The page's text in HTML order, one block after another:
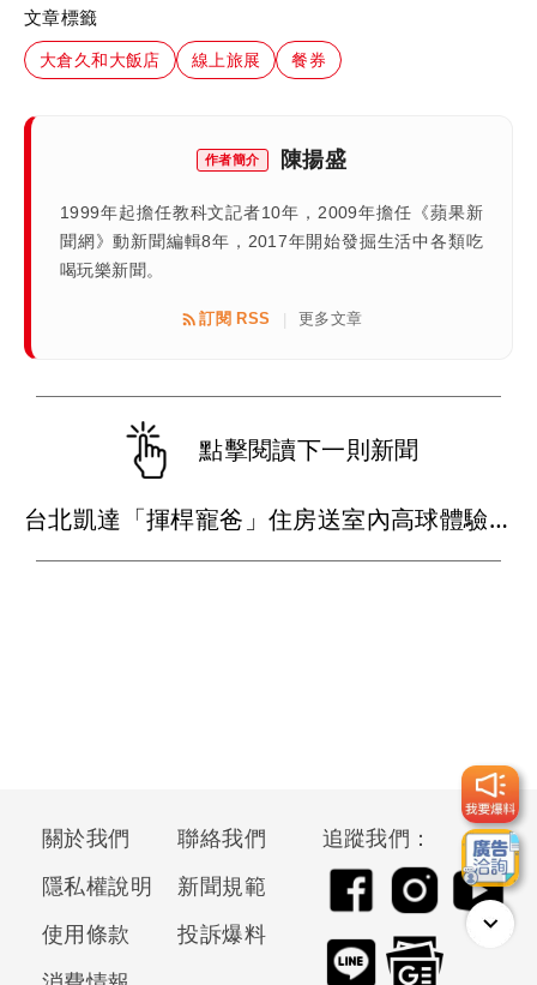
文章標籤
大倉久和大飯店 線上旅展 餐券
作者簡介 陳揚盛
1999年起擔任教科文記者10年，2009年擔任《蘋果新
聞網》動新聞編輯8年，2017年開始發掘生活中各類吃
喝玩樂新聞。
訂閱 RSS | 更多文章
點擊閱讀下一則新聞
台北凱達「揮桿寵爸」住房送室內高球體驗 早餐買一送一搶父親節商機
關於我們
聯絡我們
隱私權說明
新聞規範
使用條款
投訴爆料
追蹤我們：